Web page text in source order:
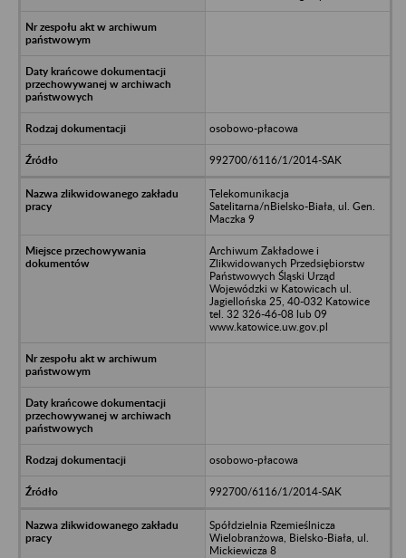
osobowo-płacowa
992700/6116/1/2014-SAK
Telekomunikacja
Satelitarna/nBielsko-Biała, ul. Gen.
Maczka 9
Archiwum Zakładowe i
Zlikwidowanych Przedsiębiorstw
Państwowych Śląski Urząd
Wojewódzki w Katowicach ul.
Jagiellońska 25, 40-032 Katowice
tel. 32 326-46-08 lub 09
www.katowice.uw.gov.pl
osobowo-płacowa
992700/6116/1/2014-SAK
Spółdzielnia Rzemieślnicza
Wielobranżowa, Bielsko-Biała, ul.
Mickiewicza 8